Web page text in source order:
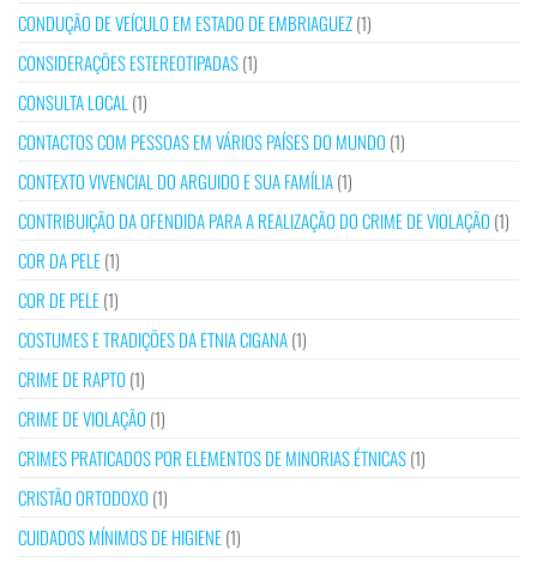
CONDUÇÃO DE VEÍCULO EM ESTADO DE EMBRIAGUEZ(1)
CONSIDERAÇÕES ESTEREOTIPADAS(1)
CONSULTA LOCAL (1)
CONTACTOS COM PESSOAS EM VÁRIOS PAÍSES DO MUNDO (1)
CONTEXTO VIVENCIAL DO ARGUIDO E SUA FAMÍLIA(1)
CONTRIBUIÇÃO DA OFENDIDA PARA A REALIZAÇÃO DO CRIME DE VIOLAÇÃO (1)
COR DA PELE(1)
COR DE PELE(1)
COSTUMES E TRADIÇÕES DA ETNIA CIGANA(1)
CRIME DE RAPTO (1)
CRIME DE VIOLAÇÃO (1)
CRIMES PRATICADOS POR ELEMENTOS DE MINORIAS ÉTNICAS(1)
CRISTÃO ORTODOXO (1)
CUIDADOS MÍNIMOS DE HIGIENE(1)